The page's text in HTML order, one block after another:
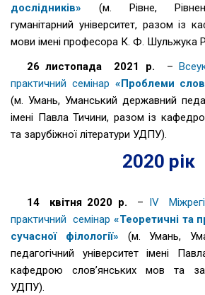
дослідників» (м. Рівне,
гуманітарний університет, разом із
мови імені професора К. Ф. Шульжука
26 листопада 2021 р. –
практичний семінар «Проблеми
(м. Умань, Уманський державний
імені Павла Тичини, разом із
та зарубіжної літератури УДПУ).
2020 рік
14 квітня 2020 р. – IV
практичний семінар «Теоретичні та
сучасної філології» (м. Умань,
педагогічний університет імені
кафедрою слов’янських мов та
УДПУ).